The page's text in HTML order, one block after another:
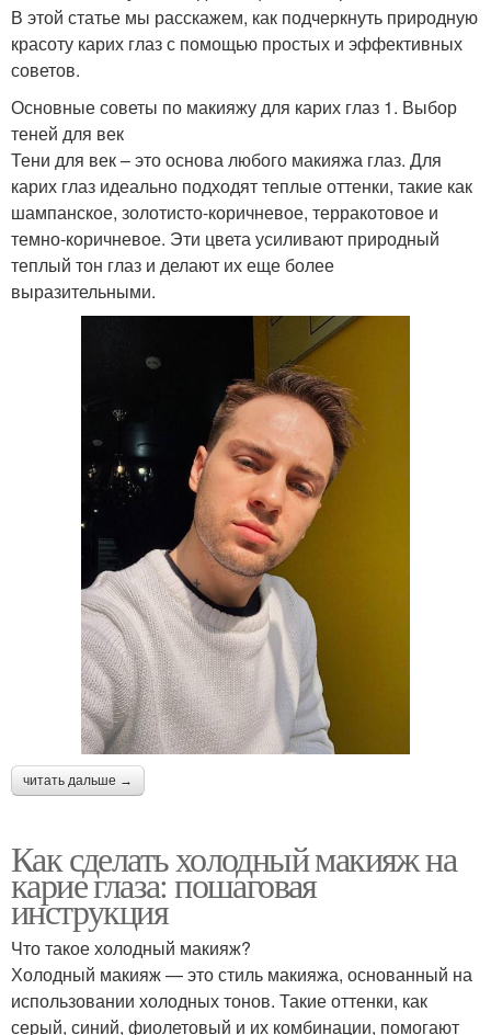
В этой статье мы расскажем, как подчеркнуть природную
красоту карих глаз с помощью простых и эффективных
советов.
Основные советы по макияжу для карих глаз 1. Выбор
теней для век
Тени для век – это основа любого макияжа глаз. Для
карих глаз идеально подходят теплые оттенки, такие как
шампанское, золотисто-коричневое, терракотовое и
темно-коричневое. Эти цвета усиливают природный
теплый тон глаз и делают их еще более
выразительными.
читать дальше →
Как сделать холодный макияж на
карие глаза: пошаговая
инструкция
Что такое холодный макияж?
Холодный макияж — это стиль макияжа, основанный на
использовании холодных тонов. Такие оттенки, как
серый, синий, фиолетовый и их комбинации, помогают